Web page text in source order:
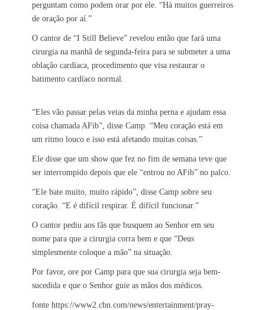
perguntam como podem orar por ele. “Há muitos guerreiros
de oração por aí.”
O cantor de “I Still Believe” revelou então que fará uma
cirurgia na manhã de segunda-feira para se submeter a uma
oblação cardíaca, procedimento que visa restaurar o
batimento cardíaco normal.
“Eles vão passar pelas veias da minha perna e ajudam essa
coisa chamada AFib”, disse Camp. “Meu coração está em
um ritmo louco e isso está afetando muitas coisas.”
Ele disse que um show que fez no fim de semana teve que
ser interrompido depois que ele “entrou no AFib” no palco.
“Ele bate muito, muito rápido”, disse Camp sobre seu
coração. “E é difícil respirar. É difícil funcionar.”
O cantor pediu aos fãs que busquem ao Senhor em seu
nome para que a cirurgia corra bem e que “Deus
simplesmente coloque a mão” na situação.
Por favor, ore por Camp para que sua cirurgia seja bem-
sucedida e que o Senhor guie as mãos dos médicos.
fonte https://www2.cbn.com/news/entertainment/pray-